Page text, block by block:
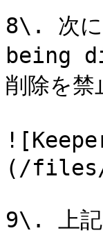
8\. 次に
being
削除を
(/files/
9\. 上記